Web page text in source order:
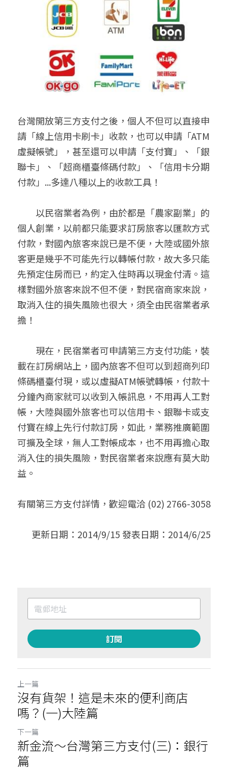
台灣開放第三方支付之後，個人不但可以直接申
請「線上信用卡刷卡」收款，也可以申請「ATM
虛擬帳號」，甚至還可以申請「支付寶」、「銀
聯卡」、「超商櫃臺條碼付款」、「信用卡分期
付款」...多達八種以上的收款工具！
以民宿業者為例，由於都是「農家副業」的
個人創業，以前都只能要求訂房旅客以匯款方式
付款，對國內旅客來說已是不便，大陸或國外旅
客更是幾乎不可能先行以轉帳付款，故大多只能
先預定住房而已，約定入住時再以現金付清。這
樣對國外旅客來說不但不便，對民宿商家來說，
取消入住的損失風險也很大，須全由民宿業者承
擔！
現在，民宿業者可申請第三方支付功能，裝
載在訂房網站上，國內旅客不但可以到超商列印
條碼櫃臺付現，或以虛擬ATM帳號轉帳，付款十
分鐘內商家就可以收到入帳訊息，不用再人工對
帳，大陸與國外旅客也可以信用卡、銀聯卡或支
付寶在線上先行付款訂房，如此，業務推廣範圍
可擴及全球，無人工對帳成本，也不用再擔心取
消入住的損失風險，對民宿業者來說應有莫大助
益。
有關第三方支付詳情，歡迎電洽 (02) 2766-3058
更新日期：2014/9/15 發表日期：2014/6/25
訂閱
上一篇
沒有貨架！這是未來的便利商店
嗎？(一)大陸篇
下一篇
新金流～台灣第三方支付(三)：銀行
篇